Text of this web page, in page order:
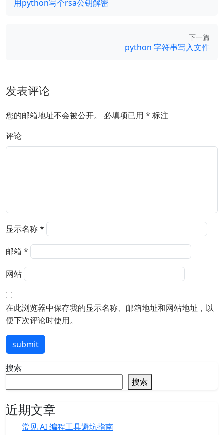
用python写个rsa公钥解密
下一篇
python 字符串写入文件
发表评论
您的邮箱地址不会被公开。 必填项已用 * 标注
评论
显示名称*
邮箱 *
网站
在此浏览器中保存我的显示名称、邮箱地址和网站地址，以
便下次评论时使用。
submit
搜索
搜索
近期文章
常见 AI 编程工具避坑指南